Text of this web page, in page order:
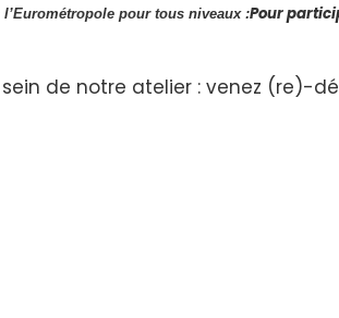
pour tous niveaux :Pour
de notre atelier : venez (re)-